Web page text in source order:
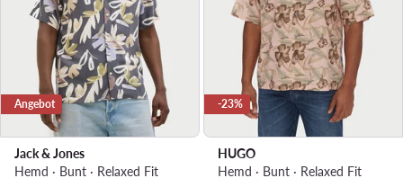
Angebot
Jack & Jones
Hemd · Bunt · Relaxed Fit
-23%
HUGO
Hemd · Bunt · Relaxed Fit